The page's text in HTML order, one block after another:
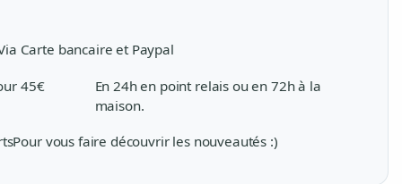
Carte bancaire et Paypal
45€
En 24h en point relais ou en 72h à la
maison.
Pour vous faire découvrir les nouveautés :)